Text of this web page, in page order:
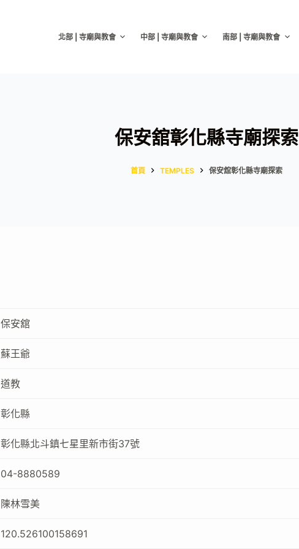
北部 | 寺廟與教會 中部 | 寺廟與教會 南部 | 寺廟與教會
保安舘彰化縣寺廟探索
首頁 TEMPLES 保安舘彰化縣寺廟探索
保安舘
蘇王爺
道教
彰化縣
彰化縣北斗鎮七星里新市街37號
04-8880589
陳林雪美
120.526100158691